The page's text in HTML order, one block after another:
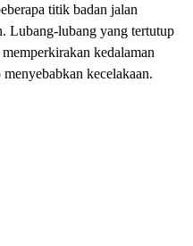
titik badan jalan
Lubang-lubang yang tertutup
kedalaman
kecelakaan.